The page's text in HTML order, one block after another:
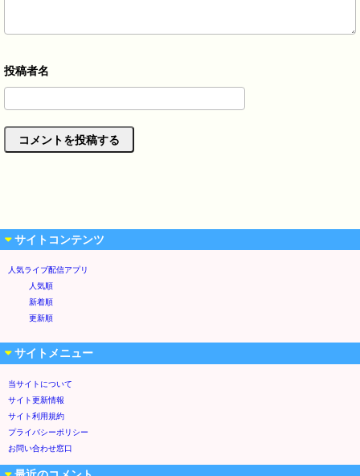
サイトコンテンツ
人気ライブ配信アプリ
人気順
新着順
更新順
サイトメニュー
当サイトについて
サイト更新情報
サイト利用規約
プライバシーポリシー
お問い合わせ窓口